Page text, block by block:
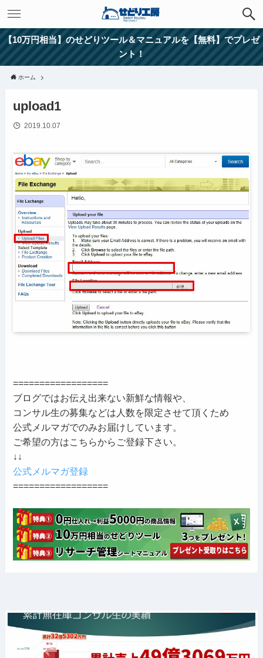
【10万円相当】のせどりツール＆マニュアルを【無料】でプレゼ
ント！
ホーム
upload1
2019.10.07
==================
ブログではお伝え出来ない新鮮な情報や、
コンサル生の募集などは人数を限定させて頂くため
公式メルマガでのみお届けしています。
ご希望の方はこちらからご登録下さい。
↓↓
公式メルマガ登録
==================